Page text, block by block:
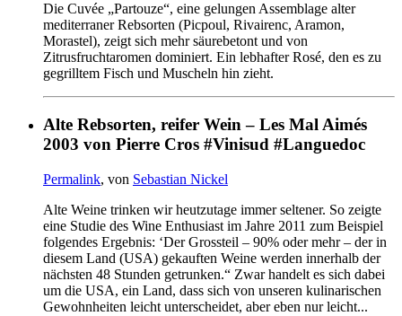
Die Cuvée „Partouze“, eine gelungen Assemblage alter
mediterraner Rebsorten (Picpoul, Rivairenc, Aramon,
Morastel), zeigt sich mehr säurebetont und von
Zitrusfruchtaromen dominiert. Ein lebhafter Rosé, den es zu
gegrilltem Fisch und Muscheln hin zieht.
Alte Rebsorten, reifer Wein – Les Mal Aimés
2003 von Pierre Cros #Vinisud #Languedoc
Permalink, von Sebastian Nickel
Alte Weine trinken wir heutzutage immer seltener. So zeigte
eine Studie des Wine Enthusiast im Jahre 2011 zum Beispiel
folgendes Ergebnis: ‘Der Grossteil – 90% oder mehr – der in
diesem Land (USA) gekauften Weine werden innerhalb der
nächsten 48 Stunden getrunken.“ Zwar handelt es sich dabei
um die USA, ein Land, dass sich von unseren kulinarischen
Gewohnheiten leicht unterscheidet, aber eben nur leicht...